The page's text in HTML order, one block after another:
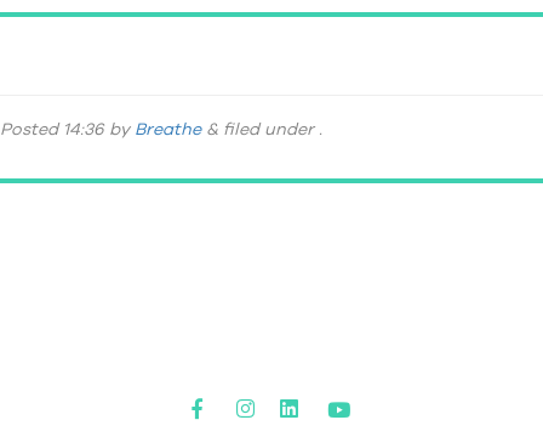
Posted 14:36 by Breathe & filed under .